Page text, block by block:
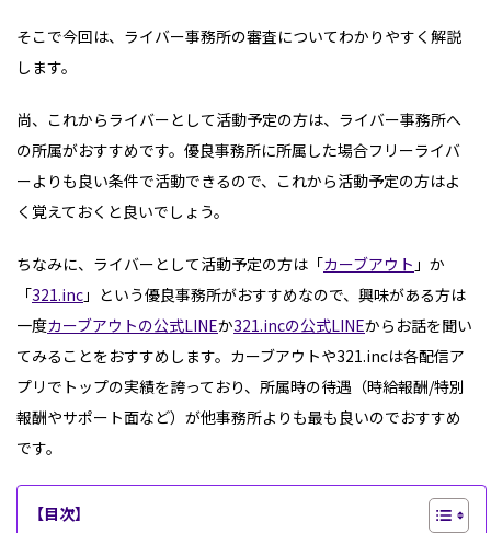
そこで今回は、ライバー事務所の審査についてわかりやすく解説
します。
尚、これからライバーとして活動予定の方は、ライバー事務所へ
の所属がおすすめです。優良事務所に所属した場合フリーライバ
ーよりも良い条件で活動できるので、これから活動予定の方はよ
く覚えておくと良いでしょう。
ちなみに、ライバーとして活動予定の方は「カーブアウト 」か
「321.inc 」という優良事務所がおすすめなので、興味がある方は
一度カーブアウトの公式LINEか321.incの公式LINEからお話を聞い
てみることをおすすめします。カーブアウトや321.incは各配信ア
プリでトップの実績を誇っており、所属時の待遇（時給報酬/特別
報酬やサポート面など）が他事務所よりも最も良いのでおすすめ
です。
【目次】